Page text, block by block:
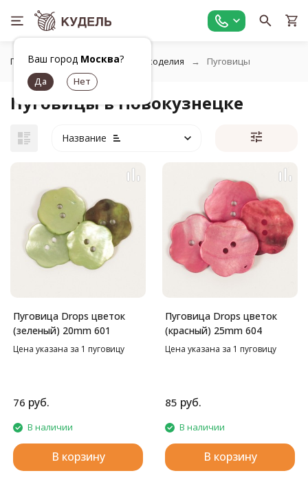
Ваш город Москва?
Главная Фурнитура для рукоделия Пуговицы
Пуговицы в Новокузнецке
Название
Пуговица Drops цветок
(зеленый) 20mm 601
Цена указана за 1 пуговицу
76 руб.
В наличии
В корзину
Пуговица Drops цветок
(красный) 25mm 604
Цена указана за 1 пуговицу
85 руб.
В наличии
В корзину